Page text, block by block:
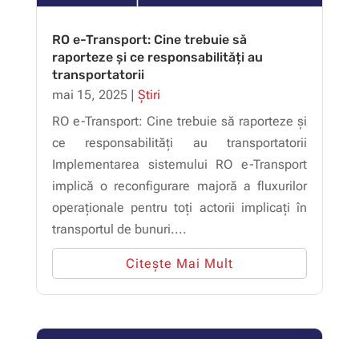
RO e-Transport: Cine trebuie să
raporteze și ce responsabilități au
transportatorii
mai 15, 2025| Știri
RO e-Transport: Cine trebuie să raporteze și
ce responsabilități au transportatorii
Implementarea sistemului RO e-Transport
implică o reconfigurare majoră a fluxurilor
operaționale pentru toți actorii implicați în
transportul de bunuri....
Citește Mai Mult